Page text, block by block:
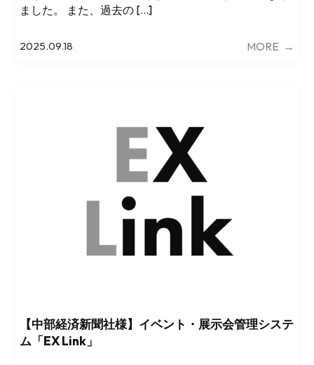
ました。 また、過去の […]
2025.09.18 MORE →
【中部経済新聞社様】イベント・展示会管理システ
ム「EX Link」